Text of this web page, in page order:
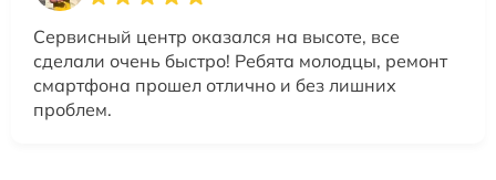
Сервисный центр оказался на высоте, все
сделали очень быстро! Ребята молодцы, ремонт
смартфона прошел отлично и без лишних
проблем.